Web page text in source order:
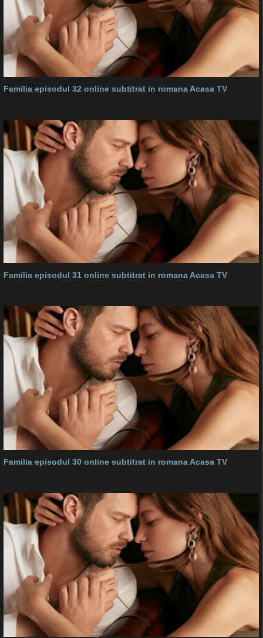
Familia episodul 32 online subtitrat in romana Acasa TV
Familia episodul 31 online subtitrat in romana Acasa TV
Familia episodul 30 online subtitrat in romana Acasa TV